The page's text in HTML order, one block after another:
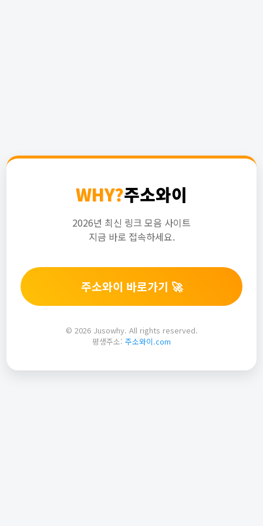
WHY?주소와이
2026년 최신 링크 모음 사이트
지금 바로 접속하세요.
주소와이 바로가기 🚀
© 2026 Jusowhy. All rights reserved.
평생주소: 주소와이.com